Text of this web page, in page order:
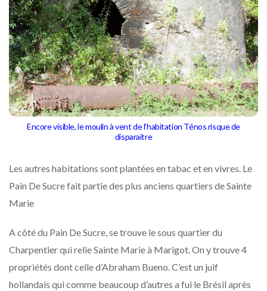
Encore visible, le moulin à vent de l’habitation Ténos risque de
disparaitre
Les autres habitations sont plantées en tabac et en vivres. Le
Pain De Sucre fait partie des plus anciens quartiers de Sainte
Marie
A côté du Pain De Sucre, se trouve le sous quartier du
Charpentier qui relie Sainte Marie à Marigot. On y trouve 4
propriétés dont celle d’Abraham Bueno. C’est un juif
hollandais qui comme beaucoup d’autres a fui le Brésil après